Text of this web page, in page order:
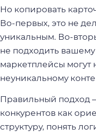
Но копировать
Во-первых, это не
уникальным. Во-
не подходить вашему
маркетплейсы могут
неуникальному
Правильный подход
конкурентов как
структуру, понять